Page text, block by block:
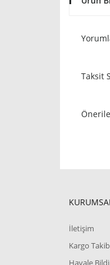
Taksit
İletişim
Kargo
Havale